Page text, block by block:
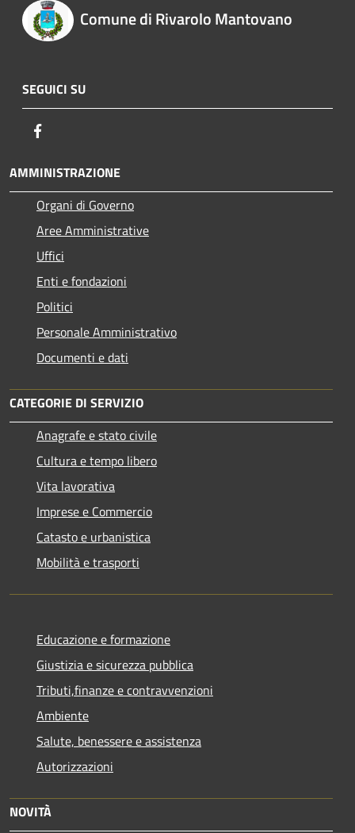
Comune di Rivarolo Mantovano
SEGUICI SU
AMMINISTRAZIONE
Organi di Governo
Aree Amministrative
Uffici
Enti e fondazioni
Politici
Personale Amministrativo
Documenti e dati
CATEGORIE DI SERVIZIO
Anagrafe e stato civile
Cultura e tempo libero
Vita lavorativa
Imprese e Commercio
Catasto e urbanistica
Mobilità e trasporti
Educazione e formazione
Giustizia e sicurezza pubblica
Tributi,finanze e contravvenzioni
Ambiente
Salute, benessere e assistenza
Autorizzazioni
NOVITÀ